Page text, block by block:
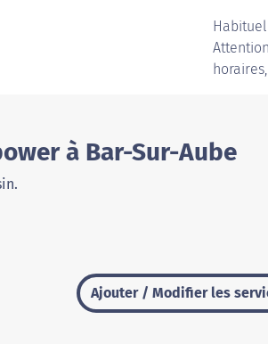
à Bar-Sur-Aube
Ajouter / Modifier les